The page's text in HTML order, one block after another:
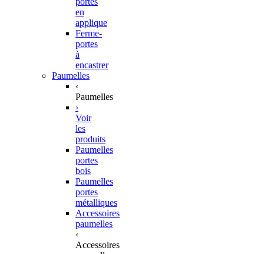
en
applique
Ferme-
portes
à
encastrer
Paumelles
‹
Paumelles
›
Voir
les
produits
Paumelles
portes
bois
Paumelles
portes
métalliques
Accessoires
paumelles
‹
Accessoires